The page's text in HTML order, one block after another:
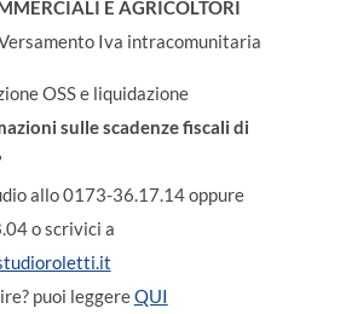
E AGRICOLTORI
Iva intracomunitaria
OSS e liquidazione
sulle scadenze fiscali di
allo 0173-36.17.14 oppure
o scrivici a
puoi leggereQUI